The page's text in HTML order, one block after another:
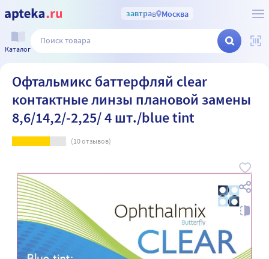
завтрав Москва
Каталог
Офтальмикс баттерфляй clear
контактные линзы плановой замены
8,6/14,2/-2,25/ 4 шт./blue tint
(10отзывов)